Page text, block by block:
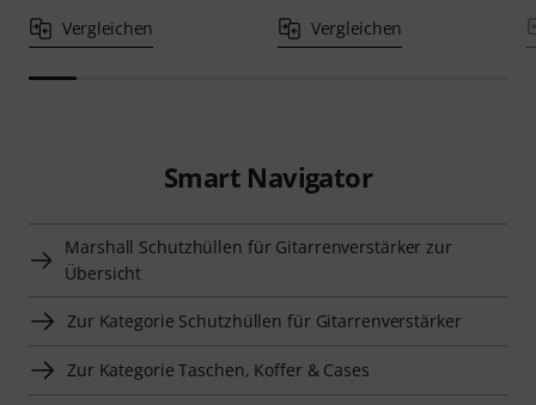
Vergleichen Vergleichen
Smart Navigator
Marshall Schutzhüllen für Gitarrenverstärker zur
Übersicht
Zur Kategorie Schutzhüllen für Gitarrenverstärker
Zur Kategorie Taschen, Koffer & Cases